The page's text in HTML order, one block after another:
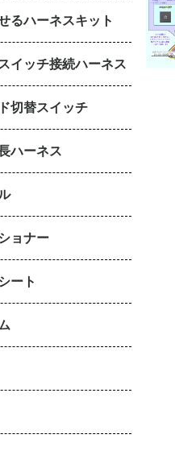
るハーネスキット
イッチ接続ハーネス
切替スイッチ
ハーネス
ョナー
ート